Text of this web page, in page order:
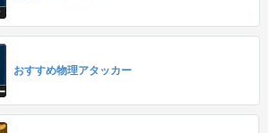
おすすめ物理アタッカー